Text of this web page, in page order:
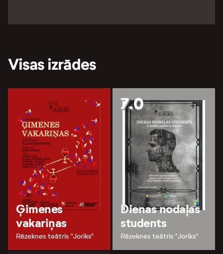
Visas izrādes
Ģimenes
vakariņas
Rēzeknes teātris "Joriks"
7.0
Dienas nodaļas
students
Rēzeknes teātris "Joriks"